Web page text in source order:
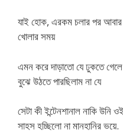
যাই হোক, এরকম চলার পর আবার
খোলার সময়
এমন করে দাড়াতো যে ঢুকতে
বুঝে উঠতে পারছিলাম না যে
সেটা কী ইন্টেনশানাল নাকি
সাহস হচ্ছিলো না মানহানির ভয়ে.